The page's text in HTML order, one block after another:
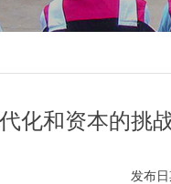
化和资本的挑
发布